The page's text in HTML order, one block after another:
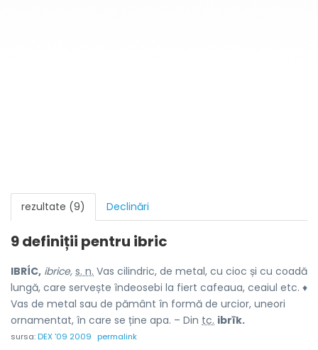
rezultate (9) Declinări
9 definiții pentru ibric
IBRÍC, ibrice, s. n. Vas cilindric, de metal, cu cioc și cu coadă
lungă, care servește îndeosebi la fiert cafeaua, ceaiul etc. ♦
Vas de metal sau de pământ în formă de urcior, uneori
ornamentat, în care se ține apa. – Din tc. ibrīk.
sursa:DEX '09 2009 permalink